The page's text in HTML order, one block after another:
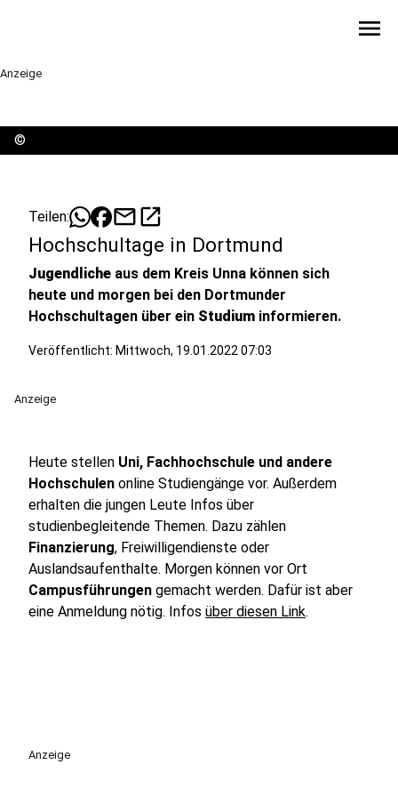
menu
Anzeige
©
Teilen: mailopen_in_new
Hochschultage in Dortmund
Jugendliche aus dem Kreis Unna können sich
heute und morgen bei den Dortmunder
Hochschultagen über ein Studium informieren.
Veröffentlicht: Mittwoch, 19.01.2022 07:03
Anzeige
Heute stellen Uni, Fachhochschule und andere
Hochschulen online Studiengänge vor. Außerdem
erhalten die jungen Leute Infos über
studienbegleitende Themen. Dazu zählen
Finanzierung, Freiwilligendienste oder
Auslandsaufenthalte. Morgen können vor Ort
Campusführungen gemacht werden. Dafür ist aber
eine Anmeldung nötig. Infos über diesen Link.
Anzeige